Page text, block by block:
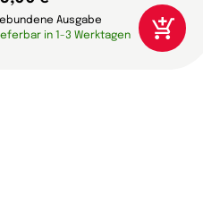
Ausgabe
in 1-3 Werktagen